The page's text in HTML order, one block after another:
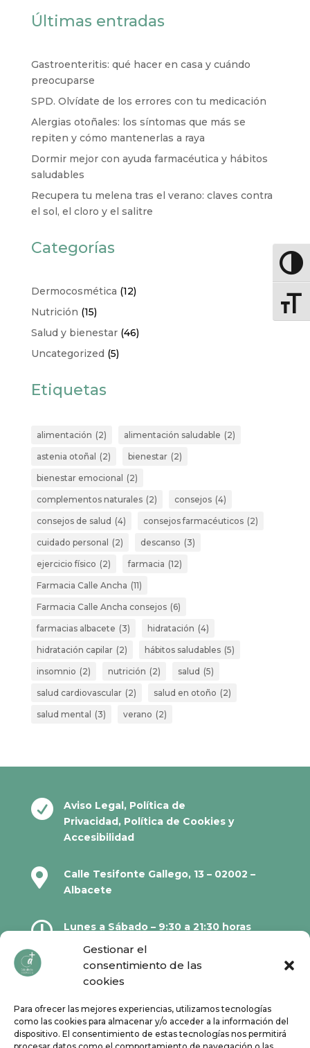
Gestionar el
consentimiento de las
cookies
Para ofrecer las mejores experiencias, utilizamos tecnologías
como las cookies para almacenar y/o acceder a la información del
dispositivo. El consentimiento de estas tecnologías nos permitirá
Últimas entradas
Gastroenteritis: qué hacer en casa y cuándo
preocuparse
SPD. Olvídate de los errores con tu medicación
Alergias otoñales: los síntomas que más se
repiten y cómo mantenerlas a raya
Dormir mejor con ayuda farmacéutica y hábitos
saludables
Recupera tu melena tras el verano: claves contra
el sol, el cloro y el salitre
Categorías
Dermocosmética (12)
Nutrición (15)
Salud y bienestar(46)
Uncategorized (5)
Etiquetas
alimentación (2) alimentación saludable (2)
astenia otoñal (2) bienestar (2)
bienestar emocional (2)
complementos naturales (2) consejos (4)
consejos de salud (4) consejos farmacéuticos (2)
cuidado personal (2) descanso (3)
ejercicio físico (2) farmacia (12)
Farmacia Calle Ancha (11)
Farmacia Calle Ancha consejos (6)
farmacias albacete (3) hidratación (4)
hidratación capilar (2) hábitos saludables (5)
insomnio (2) nutrición (2) salud (5)
salud cardiovascular (2) salud en otoño (2)
salud mental (3) verano (2)
 Aviso Legal, Política de
Privacidad, Política de Cookies y
Accesibilidad

Calle Tesifonte Gallego, 13 – 02002 –
Albacete
 Lunes a Sábado – 9:30 a 21:30 horas
 967 21 23 32
 610 67 38 33